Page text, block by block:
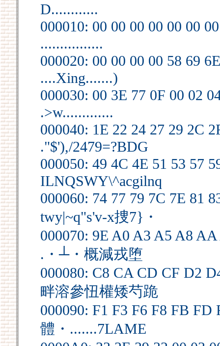
D............
000010: 00 00 00 00 00 00
................
000020: 00 00 00 00 58 69
....Xing.......)
000030: 00 3E 77 0F 00 02
.>w.............
000040: 1E 22 24 27 29 2C
."$'),/2479=?BDG
000050: 49 4C 4E 51 53 57
ILNQSWY\^acgilnq
000060: 74 77 79 7C 7E 81
twy|~q"s'v-x捜7}・
000070: 9E A0 A3 A5 A8
.・┴・概減戎堕
000080: C8 CA CD CF D2
畔溶參忸權矮芍跪
000090: F1 F3 F6 F8 FB FD
體・.......7LAME